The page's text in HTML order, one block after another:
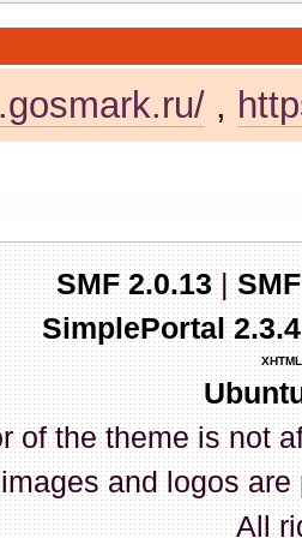
2026, 13:14:49
okassa.info
2025, 21:46:39
на
на сайте
замена???
2025, 12:01:20
с
2025, 11:58:38
,
SMF 2.0.13|
SimplePortal
XHTML
of the theme is not
and logos
All